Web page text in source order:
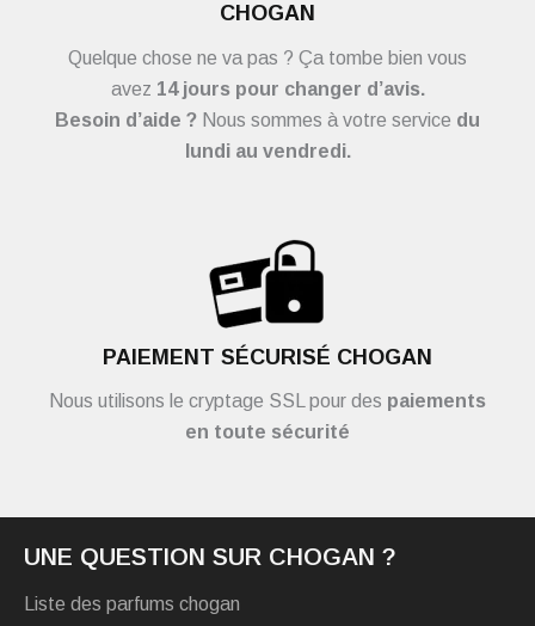
CHOGAN
Quelque chose ne va pas ? Ça tombe bien vous
avez 14 jours pour changer d’avis.
Besoin d’aide ? Nous sommes à votre service du
lundi au vendredi.
PAIEMENT SÉCURISÉ CHOGAN
Nous utilisons le cryptage SSL pour des paiements
en toute sécurité
UNE QUESTION SUR CHOGAN ?
Liste des parfums chogan